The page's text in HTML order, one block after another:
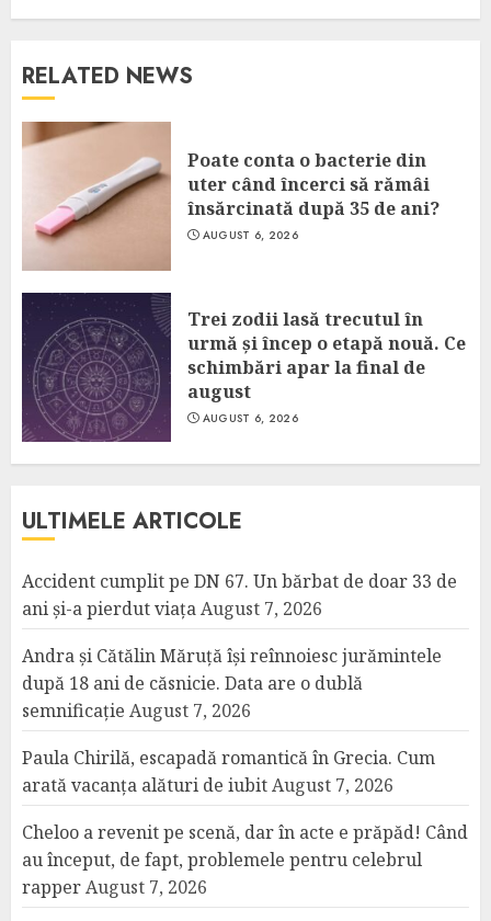
RELATED NEWS
Poate conta o bacterie din
uter când încerci să rămâi
însărcinată după 35 de ani?
AUGUST 6, 2026
Trei zodii lasă trecutul în
urmă și încep o etapă nouă. Ce
schimbări apar la final de
august
AUGUST 6, 2026
ULTIMELE ARTICOLE
Accident cumplit pe DN 67. Un bărbat de doar 33 de
ani și-a pierdut viațaAugust 7, 2026
Andra și Cătălin Măruță își reînnoiesc jurămintele
după 18 ani de căsnicie. Data are o dublă
semnificație August 7, 2026
Paula Chirilă, escapadă romantică în Grecia. Cum
arată vacanța alături de iubitAugust 7, 2026
Cheloo a revenit pe scenă, dar în acte e prăpăd! Când
au început, de fapt, problemele pentru celebrul
rapperAugust 7, 2026